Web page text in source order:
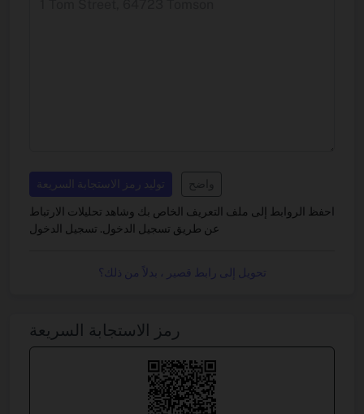
توليد رمز الاستجابة السريعة واضح
احفظ الروابط إلى ملف التعريف الخاص بك وشاهد تحليلات الارتباط
عن طريق تسجيل الدخول. تسجيل الدخول
تحويل إلى رابط قصير ، بدلاً من ذلك؟
رمز الاستجابة السريعة